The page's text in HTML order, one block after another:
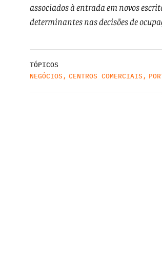
associados à entrada em novos
determinantes nas decisões de
TÓPICOS
NEGÓCIOS , CENTROS COMERCIAIS ,